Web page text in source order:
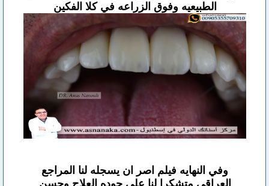
الطبيعيه وفوق الزراعه في كلا الفكين
وفي النهايه فيلم اصر ان يسجله لنا المراجع
العراقي متشكرا لنا على جوده العلاج وحسن